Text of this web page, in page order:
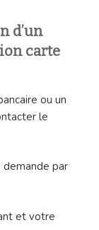
d’un
carte
ou un
le
par
et votre